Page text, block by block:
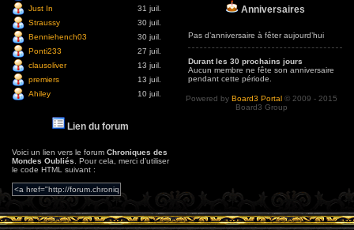
Just In
31 juil.
Straussy
30 juil.
Benniehench03
30 juil.
Ponti233
27 juil.
clausoliver
13 juil.
premiers
13 juil.
Ahiley
10 juil.
Lien du forum
Voici un lien vers le forum Chroniques des
Mondes Oubliés . Pour cela, merci d’utiliser
le code HTML suivant :
Anniversaires
Pas d’anniversaire à fêter aujourd’hui
Durant les 30 prochains jours
Aucun membre ne fête son anniversaire
pendant cette période.
Powered by Board3 Portal © 2009 - 2015
Board3 Group